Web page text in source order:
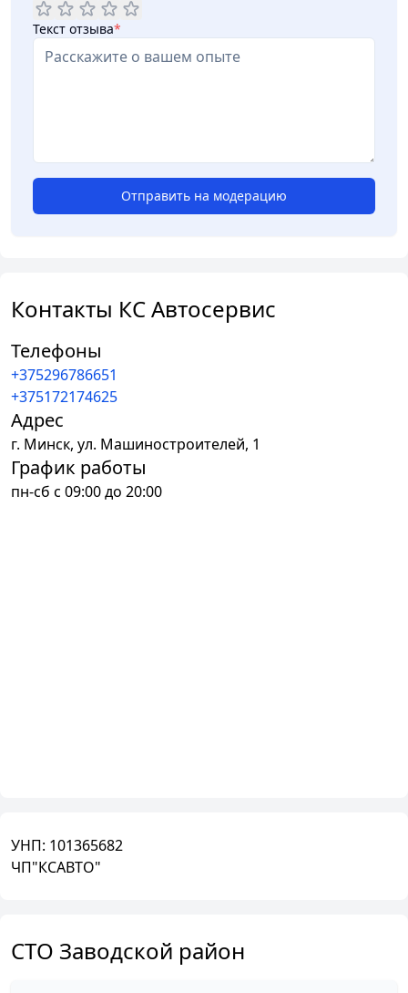
Текст отзыва*
Отправить на модерацию
Контакты КС Автосервис
Телефоны
+375296786651
+375172174625
Адрес
г. Минск, ул. Машиностроителей, 1
График работы
пн-сб с 09:00 до 20:00
УНП: 101365682
ЧП"КСАВТО"
СТО Заводской район